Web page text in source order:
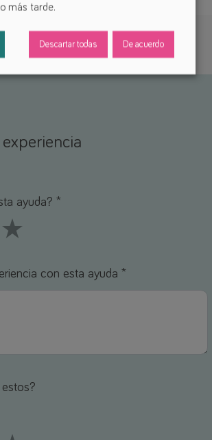
ayuda? *
con esta ayuda *
más tarde.
Descartar todas De acuerdo